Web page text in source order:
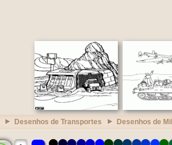
Desenhos de Transportes Desenhos de